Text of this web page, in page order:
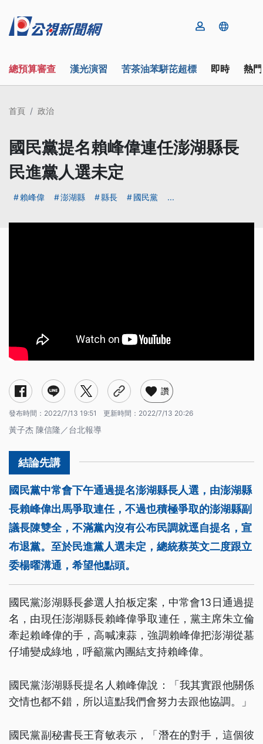
總預算審查 漢光演習 苦茶油苯駢芘超標 即時 熱
首頁 政治
國民黨提名賴峰偉連任澎湖縣長
民進黨人選未定
賴峰偉 澎湖縣 縣長 國民黨 ...
讚
發布時間： 2022/7/13 19:51 更新時間： 2022/7/13 20:26
黃子杰 陳信隆／台北報導
國民黨中常會下午通過提名澎湖縣長人選，由澎湖縣
長賴峰偉出馬爭取連任，不過也積極爭取的澎湖縣副
議長陳雙全，不滿黨內沒有公布民調就逕自提名，宣
布退黨。至於民進黨人選未定，總統蔡英文二度跟立
委楊曜溝通，希望他點頭。
國民黨澎湖縣長參選人拍板定案，中常會13日通過提
名，由現任澎湖縣長賴峰偉爭取連任，黨主席朱立倫
牽起賴峰偉的手，高喊凍蒜，強調賴峰偉把澎湖從墓
仔埔變成綠地，呼籲黨內團結支持賴峰偉。
國民黨澎湖縣長提名人賴峰偉說：「我其實跟他關係
交情也都不錯，所以這點我們會努力去跟他協調。」
國民黨副秘書長王育敏表示，「潛在的對手，這個彼